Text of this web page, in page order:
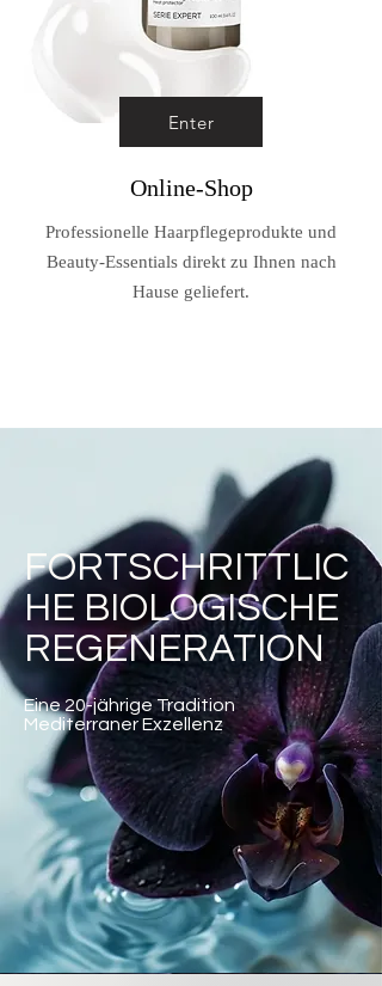
Enter
Online-Shop
Professionelle Haarpflegeprodukte und
Beauty-Essentials direkt zu Ihnen nach
Hause geliefert.
FORTSCHRITTLIC
HE BIOLOGISCHE
REGENERATION
Eine 20-jährige Tradition
Mediterraner Exzellenz